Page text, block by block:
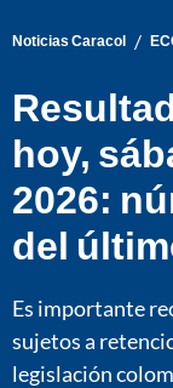
Noticias Caracol /
hoy,
2026:
del
Es importante
sujetos a
legislación